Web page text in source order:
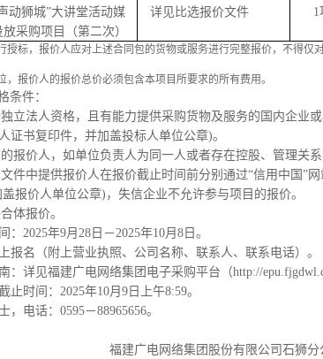
动狮城”大讲堂活动媒
采购项目
（第二次）
详见比选报价文件 1
授标，报价人应对上述合同包的货物或服务进行完整报价，不得
，报价人的报价总价必须包含本项目所要求的所有费用。
条件：
立法人资格，且有能力提供采购货物及服务的国内企业
证书复印件，并加盖投标人单位公章)。
报价人，如单位负责人为同一人或者存在控股、管理关
件中提供报价人在报价截止时间前分别通过“信用中国”网
盖报价人单位公章) ，失信企业不允许参与项目的报价。
体报价。
： 2025年9月 28 日－2025年10月 8 日。
报名（附上营业执照、公司名称、联系人、联系电话）。
：详见福建广电网络集团电子采购平台（http://
止时间： 2025年10月 9 日上午8:59。
，电话： 0595－88965656。
福建广电网络集团股份有限公司 石狮分